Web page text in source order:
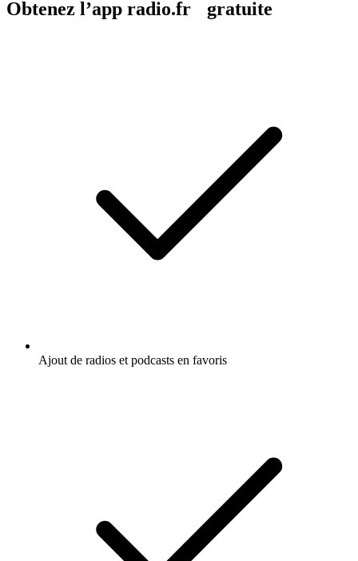
Obtenez l’app radio.fr gratuite
Ajout de radios et podcasts en favoris